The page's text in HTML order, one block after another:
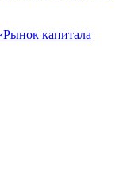
капитала